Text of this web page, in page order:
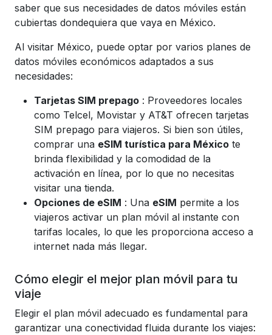
saber que sus necesidades de datos móviles están
cubiertas dondequiera que vaya en México.
Al visitar México, puede optar por varios planes de
datos móviles económicos adaptados a sus
necesidades:
Tarjetas SIM prepago : Proveedores locales
como Telcel, Movistar y AT&T ofrecen tarjetas
SIM prepago para viajeros. Si bien son útiles,
comprar una eSIM turística para México te
brinda flexibilidad y la comodidad de la
activación en línea, por lo que no necesitas
visitar una tienda.
Opciones de eSIM : Una eSIM permite a los
viajeros activar un plan móvil al instante con
tarifas locales, lo que les proporciona acceso a
internet nada más llegar.
Cómo elegir el mejor plan móvil para tu
viaje
Elegir el plan móvil adecuado es fundamental para
garantizar una conectividad fluida durante los viajes: